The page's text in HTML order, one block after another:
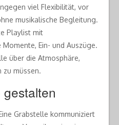
viel Flexibilität, vor
musikalische Begleitung.
Playlist mit
Ein- und Auszüge.
über die Atmosphäre,
zu müssen.
Grabstelle kommuniziert